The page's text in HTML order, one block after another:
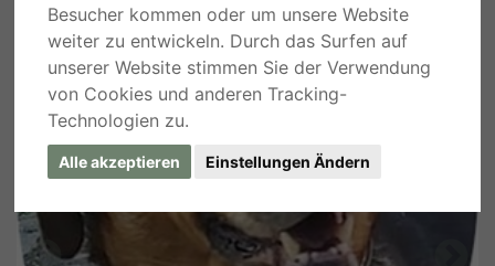
Besucher kommen oder um unsere Website
weiter zu entwickeln. Durch das Surfen auf
unserer Website stimmen Sie der Verwendung
von Cookies und anderen Tracking-
Technologien zu.
Alle akzeptieren Einstellungen Ändern